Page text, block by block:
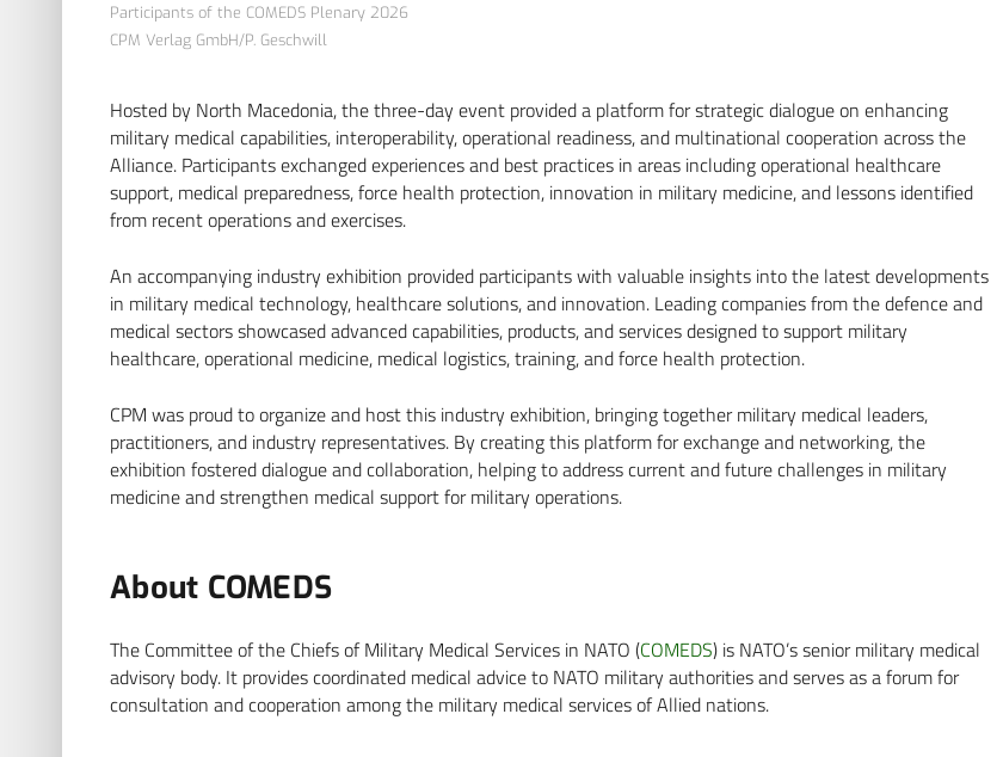
Participants of the COMEDS Plenary 2026
CPM Verlag GmbH/P. Geschwill
Hosted by North Macedonia, the three-day event provided a platform for strategic dialogue on enhancing
military medical capabilities, interoperability, operational readiness, and multinational cooperation across the
Alliance. Participants exchanged experiences and best practices in areas including operational healthcare
support, medical preparedness, force health protection, innovation in military medicine, and lessons identified
from recent operations and exercises.
An accompanying industry exhibition provided participants with valuable insights into the latest developments
in military medical technology, healthcare solutions, and innovation. Leading companies from the defence and
medical sectors showcased advanced capabilities, products, and services designed to support military
healthcare, operational medicine, medical logistics, training, and force health protection.
CPM was proud to organize and host this industry exhibition, bringing together military medical leaders,
practitioners, and industry representatives. By creating this platform for exchange and networking, the
exhibition fostered dialogue and collaboration, helping to address current and future challenges in military
medicine and strengthen medical support for military operations.
About COMEDS
The Committee of the Chiefs of Military Medical Services in NATO (COMEDS) is NATO’s senior military medical
advisory body. It provides coordinated medical advice to NATO military authorities and serves as a forum for
consultation and cooperation among the military medical services of Allied nations.